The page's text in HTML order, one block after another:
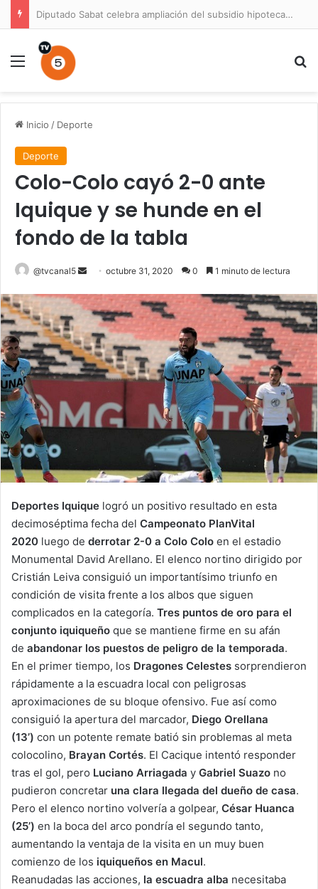
Diputado Sabat celebra ampliación del subsidio hipotecario con viviendas de hasta 6.000 UF
Menú
Inicio / Deporte
Deporte
Colo-Colo cayó 2-0 ante
Iquique y se hunde en el
fondo de la tabla
@tvcanal5
Send
email
octubre 31, 2020 0 1 minuto de lectura
Deportes Iquique logró un positivo resultado en esta
decimoséptima fecha del Campeonato PlanVital
2020 luego de derrotar 2-0 a Colo Colo en el estadio
Monumental David Arellano. El elenco nortino dirigido por
Cristián Leiva consiguió un importantísimo triunfo en
condición de visita frente a los albos que siguen
complicados en la categoría. Tres puntos de oro para el
conjunto iquiqueño que se mantiene firme en su afán
de abandonar los puestos de peligro de la temporada.
En el primer tiempo, los Dragones Celestes sorprendieron
rápidamente a la escuadra local con peligrosas
aproximaciones de su bloque ofensivo. Fue así como
consiguió la apertura del marcador, Diego Orellana
(13’) con un potente remate batió sin problemas al meta
colocolino, Brayan Cortés. El Cacique intentó responder
tras el gol, pero Luciano Arriagada y Gabriel Suazo no
pudieron concretar una clara llegada del dueño de casa.
Pero el elenco nortino volvería a golpear, César Huanca
(25’) en la boca del arco pondría el segundo tanto,
aumentando la ventaja de la visita en un muy buen
comienzo de los iquiqueños en Macul.
Reanudadas las acciones, la escuadra alba necesitaba